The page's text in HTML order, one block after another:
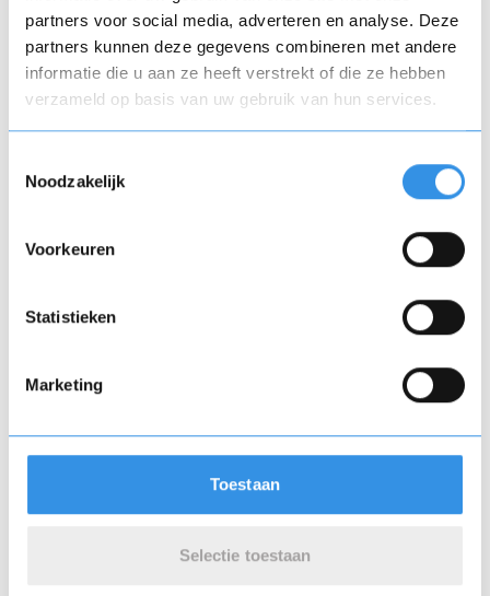
partners voor social media, adverteren en analyse. Deze
partners kunnen deze gegevens combineren met andere
informatie die u aan ze heeft verstrekt of die ze hebben
verzameld op basis van uw gebruik van hun services.
Noodzakelijk
Voorkeuren
Statistieken
Marketing
Toestaan
Selectie toestaan
Wat betekent dit voor Netflix?
hebben. In het geval dat wordt vastgesteld dat
rekenen op hoge boetes en mogelijk een
Bovendien kan dit imago-schade opleveren.
Reactie op de beschuldigingen